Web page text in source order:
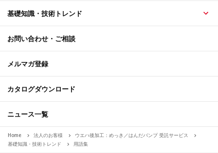
基礎知識・技術トレンド
お問い合わせ・ご相談
メルマガ登録
カタログダウンロード
ニュース一覧
Home 法人のお客様
ウエハ後加工：めっき／はんだバンプ 受託サービス
基礎知識・技術トレンド
用語集